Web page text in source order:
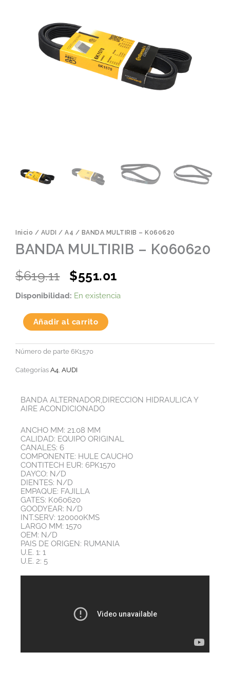
Inicio / AUDI / A4 / BANDA MULTIRIB – K060620
BANDA MULTIRIB – K060620
$619.11
Original
price
$619.11.
$551.01Current
price
Disponibilidad: En existencia
BANDA
K060620
cantidad
Añadir al carrito
Número de parte 6K1570
Categorías A4, AUDI
BANDA ALTERNADOR,DIRECCION HIDRAULICA Y
AIRE ACONDICIONADO
ANCHO MM: 21.08 MM
CALIDAD: EQUIPO ORIGINAL
CANALES: 6
COMPONENTE: HULE CAUCHO
CONTITECH EUR: 6PK1570
DAYCO: N/D
DIENTES: N/D
EMPAQUE: FAJILLA
GATES: K060620
GOODYEAR: N/D
INT.SERV: 120000KMS
LARGO MM: 1570
OEM: N/D
PAIS DE ORIGEN: RUMANIA
U.E. 1: 1
U.E. 2: 5